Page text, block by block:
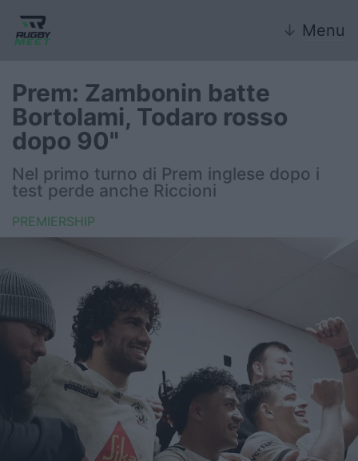
↓ Menu
Nazionale
Nazionali giovanili
Rugby Sevens
FIR
Internazionale
6 Nazioni
United Rugby Championship
Top14
Premiership
Champions Cup
Prem: Zambonin batte
Bortolami, Todaro rosso
dopo 90"
Nel primo turno di Prem inglese dopo i
test perde anche Riccioni
PREMIERSHIP